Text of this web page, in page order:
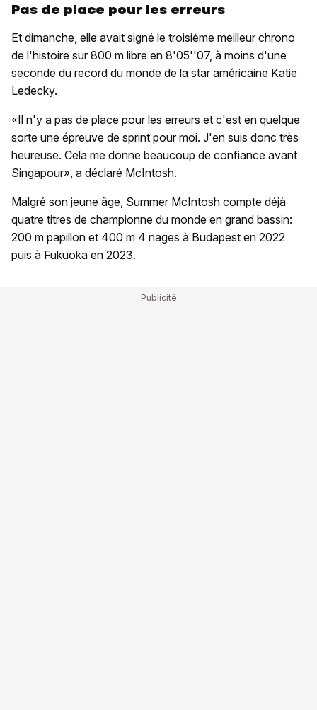
Pas de place pour les erreurs
Et dimanche, elle avait signé le troisième meilleur chrono
de l'histoire sur 800 m libre en 8'05''07, à moins d'une
seconde du record du monde de la star américaine Katie
Ledecky.
«Il n'y a pas de place pour les erreurs et c'est en quelque
sorte une épreuve de sprint pour moi. J'en suis donc très
heureuse. Cela me donne beaucoup de confiance avant
Singapour», a déclaré McIntosh.
Malgré son jeune âge, Summer McIntosh compte déjà
quatre titres de championne du monde en grand bassin:
200 m papillon et 400 m 4 nages à Budapest en 2022
puis à Fukuoka en 2023.